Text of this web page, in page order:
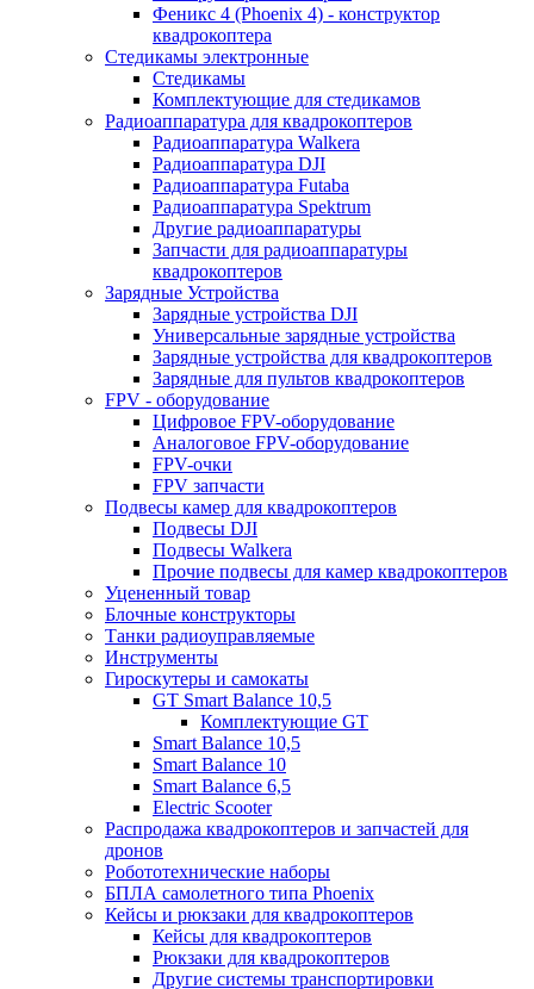
Феникс 4 (Phoenix 4) - конструктор
квадрокоптера
Cтедикамы электронные
Стедикамы
Комплектующие для стедикамов
Радиоаппаратура для квадрокоптеров
Радиоаппаратура Walkera
Радиоаппаратура DJI
Радиоаппаратура Futaba
Радиоаппаратура Spektrum
Другие радиоаппаратуры
Запчасти для радиоаппаратуры
квадрокоптеров
Зарядные Устройства
Зарядные устройства DJI
Универсальные зарядные устройства
Зарядные устройства для квадрокоптеров
Зарядные для пультов квадрокоптеров
FPV - оборудование
Цифровое FPV-оборудование
Аналоговое FPV-оборудование
FPV-очки
FPV запчасти
Подвесы камер для квадрокоптеров
Подвесы DJI
Подвесы Walkera
Прочие подвесы для камер квадрокоптеров
Уцененный товар
Блочные конструкторы
Танки радиоуправляемые
Инструменты
Гироскутеры и самокаты
GT Smart Balance 10,5
Комплектующие GT
Smart Balance 10,5
Smart Balance 10
Smart Balance 6,5
Electric Scooter
Распродажа квадрокоптеров и запчастей для
дронов
Робототехнические наборы
БПЛА самолетного типа Phoenix
Кейсы и рюкзаки для квадрокоптеров
Кейсы для квадрокоптеров
Рюкзаки для квадрокоптеров
Другие системы транспортировки